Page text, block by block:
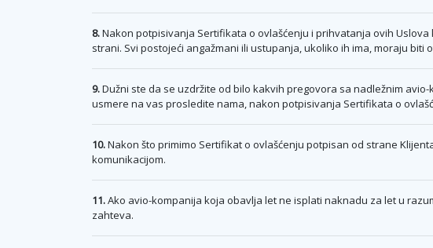
8.Nakon potpisivanja Sertifikata o ovlašćenju i prihvatanja ovih
strani. Svi postojeći angažmani ili ustupanja, ukoliko ih ima, moraju
9.Dužni ste da se uzdržite od bilo kakvih pregovora sa nadležnim
usmere na vas prosledite nama, nakon potpisivanja Sertifikata o
10.Nakon što primimo Sertifikat o ovlašćenju potpisan od strane
komunikacijom.
11.Ako avio-kompanija koja obavlja let ne isplati naknadu za let u
zahteva.